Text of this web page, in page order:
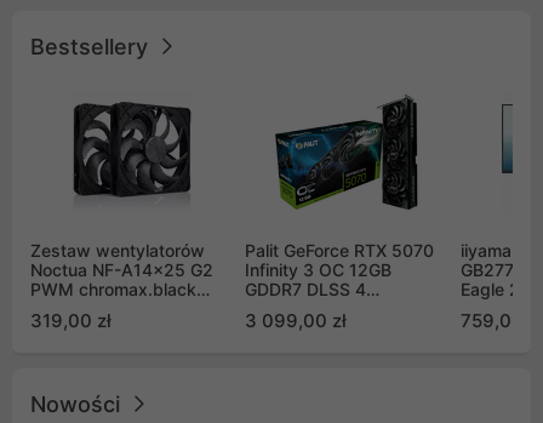
Bestsellery
Zestaw wentylatorów
Noctua NF-A14x25 G2
PWM chromax.black
Push Pull (2szt)
319,00 zł
Palit GeForce RTX 5070
Infinity 3 OC 12GB
GDDR7 DLSS 4
GB2050S)
3 099,00 zł
iiyama G-
Eagle 27"
759,00 zł
Nowości